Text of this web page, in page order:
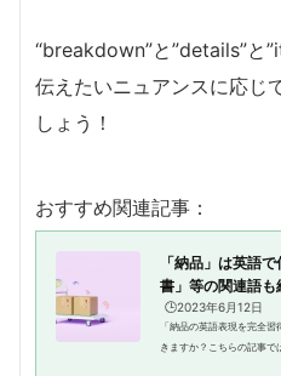
“breakdown”と”details”と
伝えたいニュアンスに応じ
しょう！
おすすめ関連記事：
「納品」は英語
書」等の関連語も
🕒️2023年6月12日
「納品の英語表現を完全
きますか？こちらの記事で